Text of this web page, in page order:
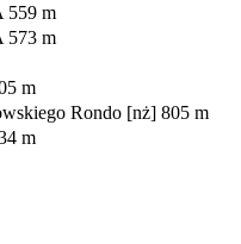
559 m
573 m
m
Rondo [nż] 805 m
m